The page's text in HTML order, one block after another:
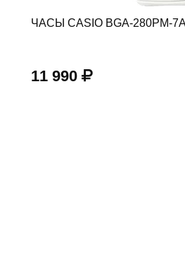
ЧАСЫ CASIO BGA-280PM-
11 990